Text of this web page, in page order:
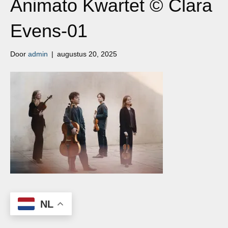
Animato Kwartet © Clara
Evens-01
Door admin | augustus 20, 2025
NL